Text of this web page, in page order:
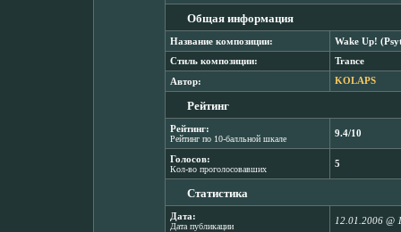
Общая информация
Название композиции: Wake Up!
Стиль композиции: Trance
Автор: KOLAPS
Рейтинг
Рейтинг:
Рейтинг по 10-балльной шкале
9.4/10
Голосов:
Кол-во проголосовавших
5
Статистика
Дата:
Дата публикации
12.01.2006 @